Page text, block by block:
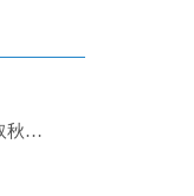
抗旱减灾、稳产增产 各地打响夺取秋粮丰收保卫战